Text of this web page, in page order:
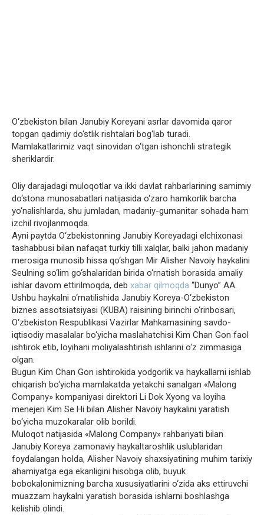
O‘zbekiston bilan Janubiy Koreyani asrlar davomida qaror
topgan qadimiy do‘stlik rishtalari bog‘lab turadi.
Mamlakatlarimiz vaqt sinovidan o‘tgan ishonchli strategik
sheriklardir.
Oliy darajadagi muloqotlar va ikki davlat rahbarlarining samimiy
do‘stona munosabatlari natijasida o‘zaro hamkorlik barcha
yo‘nalishlarda, shu jumladan, madaniy-gumanitar sohada ham
izchil rivojlanmoqda.
Ayni paytda O‘zbekistonning Janubiy Koreyadagi elchixonasi
tashabbusi bilan nafaqat turkiy tilli xalqlar, balki jahon madaniy
merosiga munosib hissa qo‘shgan Mir Alisher Navoiy haykalini
Seulning so‘lim go‘shalaridan birida o‘rnatish borasida amaliy
ishlar davom ettirilmoqda, deb xabar qilmoqda “Dunyo” AA.
Ushbu haykalni o‘rnatilishida Janubiy Koreya-O‘zbekiston
biznes assotsiatsiyasi (KUBA) raisining birinchi o‘rinbosari,
O‘zbekiston Respublikasi Vazirlar Mahkamasining savdo-
iqtisodiy masalalar bo‘yicha maslahatchisi Kim Chan Gon faol
ishtirok etib, loyihani moliyalashtirish ishlarini o‘z zimmasiga
olgan.
Bugun Kim Chan Gon ishtirokida yodgorlik va haykallarni ishlab
chiqarish bo‘yicha mamlakatda yetakchi sanalgan «Malong
Company» kompaniyasi direktori Li Dok Xyong va loyiha
menejeri Kim Se Hi bilan Alisher Navoiy haykalini yaratish
bo‘yicha muzokaralar olib borildi.
Muloqot natijasida «Malong Company» rahbariyati bilan
Janubiy Koreya zamonaviy haykaltaroshlik uslublaridan
foydalangan holda, Alisher Navoiy shaxsiyatining muhim tarixiy
ahamiyatga ega ekanligini hisobga olib, buyuk
bobokalonimizning barcha xususiyatlarini o‘zida aks ettiruvchi
muazzam haykalni yaratish borasida ishlarni boshlashga
kelishib olindi.